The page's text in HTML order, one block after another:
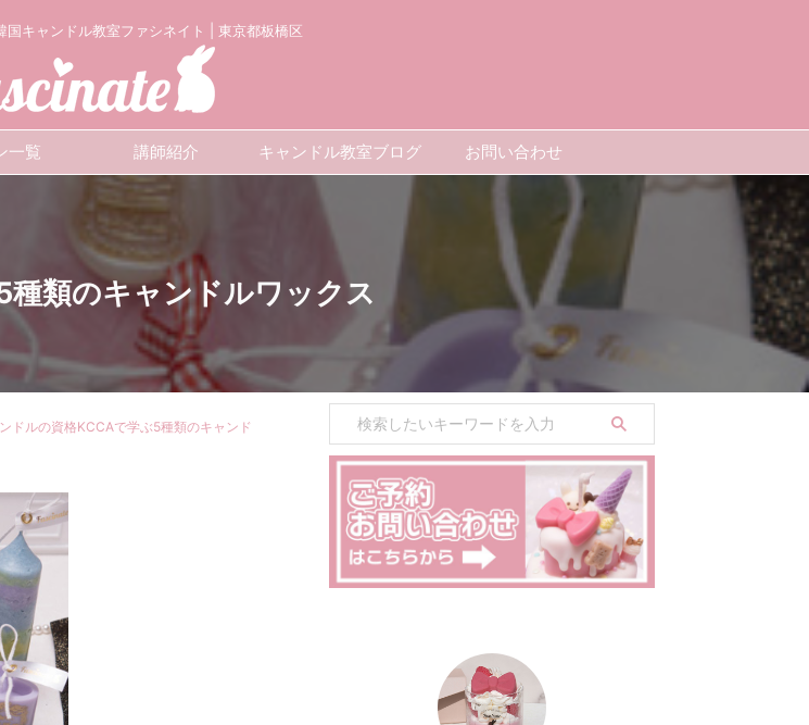
国キャンドル教室ファシネイト | 東京都板橋区
一覧 講師紹介 キャンドル教室ブログ お問い合わせ
類のキャンドルワックス
ドルの資格KCCAで学ぶ5種類のキャンド